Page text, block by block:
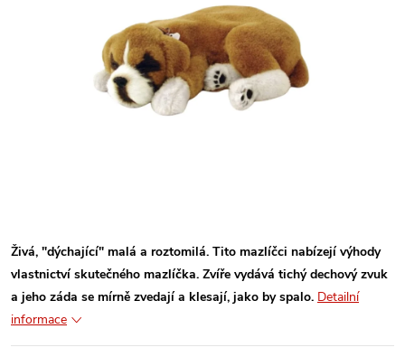
Živá, "dýchající" malá a roztomilá. Tito mazlíčci nabízejí výhody
vlastnictví skutečného mazlíčka. Zvíře vydává tichý dechový zvuk
a jeho záda se mírně zvedají a klesají, jako by spalo. Detailní
informace